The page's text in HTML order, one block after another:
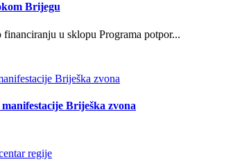
Brijegu
u sklopu Programa potpor...
Briješka zvona